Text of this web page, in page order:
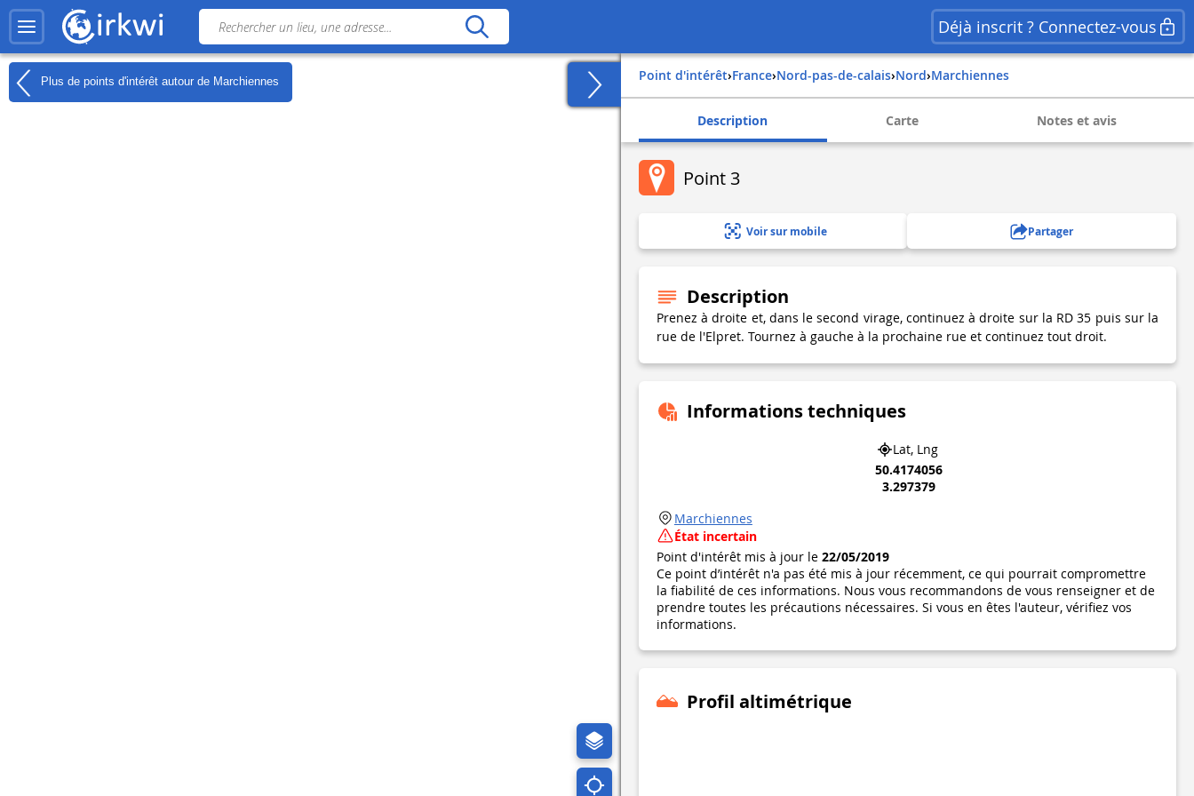
Déjà inscrit ? Connectez-vous
Plus de points d'intérêt autour de Marchiennes Point d'intérêt› france› nord-pas-de-calais› nord› marchiennes
Description Carte Notes et avis
Point 3
Voir sur mobile Partager
Description
Prenez à droite et, dans le second virage, continuez à droite sur la RD 35 puis sur la
rue de l'Elpret. Tournez à gauche à la prochaine rue et continuez tout droit.
Informations techniques
Lat, Lng
50.4174056
3.297379
Marchiennes
État incertain
Point d'intérêt mis à jour le 22/05/2019
Ce point d’intérêt n'a pas été mis à jour récemment, ce qui pourrait compromettre
la fiabilité de ces informations. Nous vous recommandons de vous renseigner et de
prendre toutes les précautions nécessaires. Si vous en êtes l'auteur, vérifiez vos
informations.
Profil altimétrique